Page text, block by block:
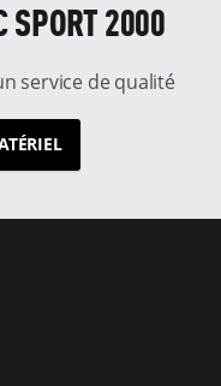
SPORT 2000
service de qualité